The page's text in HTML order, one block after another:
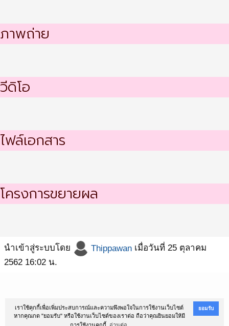
เราใช้คุกกี้เพื่อเพิ่มประสบการณ์และความพึงพอใจในการใช้งานเว็บไซต์
หากคุณกด "ยอมรับ" หรือใช้งานเว็บไซต์ของเราต่อ ถือว่าคุณยินยอมให้มี
ยอมรับ
ภาพถ่าย
วีดิโอ
ไฟล์เอกสาร
โครงการขยายผล
นำเข้าสู่ระบบโดย Thippawan เมื่อวันที่ 25 ตุลาคม
2562 16:02 น.
@Copyright 2016 สถาบันนโยบายสาธารณะ ม.สงขลานครินทร์
ตำบลหาดใหญ่ อำเภอหาดใหญ่ จังหวัดสงขลา 90110 โทรศัพท์ 074-282900-2